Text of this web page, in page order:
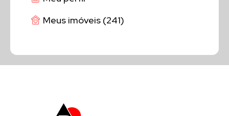
Meus imóveis (241)